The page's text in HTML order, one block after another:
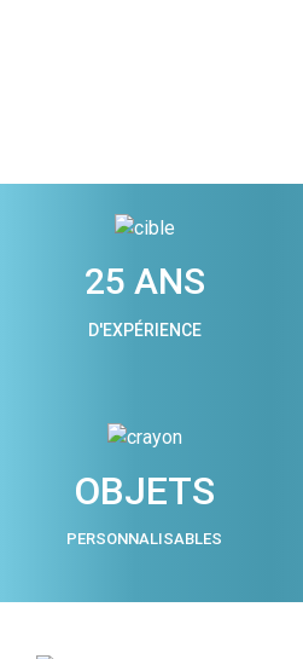
25 ANS
D'EXPÉRIENCE
OBJETS
PERSONNALISABLES